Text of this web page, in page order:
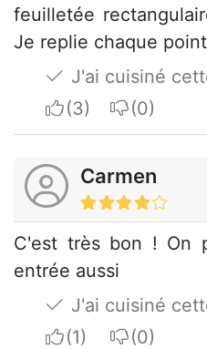
feuilletée
Je replie chaque
J'ai cuisiné
I apreciateI do not
Carmen
C'est très bon ! On
entrée aussi
J'ai cuisiné
I apreciateI do not